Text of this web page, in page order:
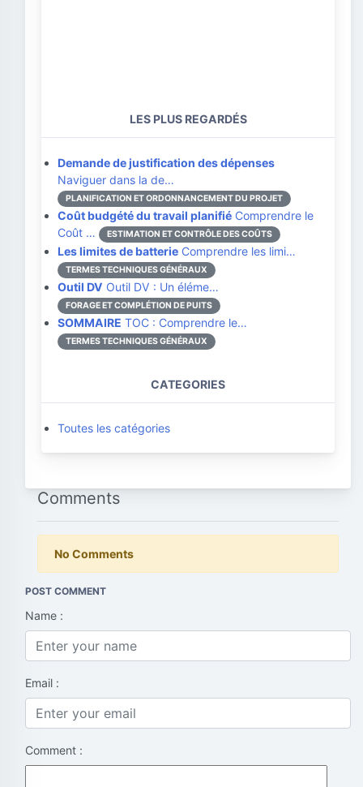
LES PLUS REGARDÉS
Demande de justification des dépenses
Naviguer dans la de…
PLANIFICATION ET ORDONNANCEMENT DU PROJET
Coût budgété du travail planifié Comprendre le
Coût …
ESTIMATION ET CONTRÔLE DES COÛTS
Les limites de batterie Comprendre les limi…
TERMES TECHNIQUES GÉNÉRAUX
Outil DV Outil DV : Un éléme…
FORAGE ET COMPLÉTION DE PUITS
SOMMAIRE TOC : Comprendre le…
TERMES TECHNIQUES GÉNÉRAUX
CATEGORIES
Toutes les catégories
Comments
No Comments
POST COMMENT
Name :
Email :
Comment :